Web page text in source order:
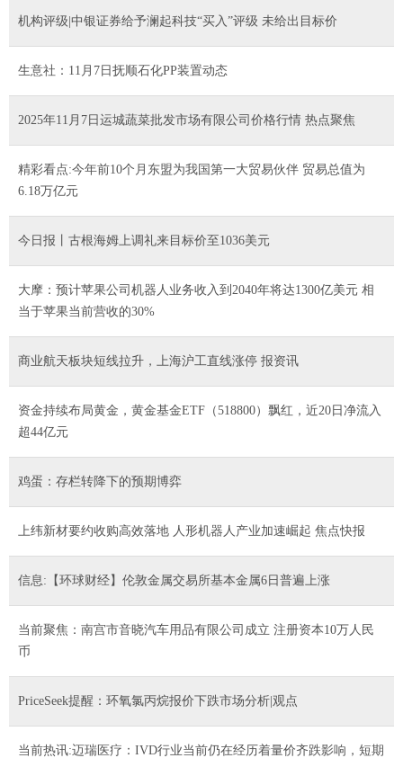
机构评级|中银证券给予澜起科技“买入”评级 未给出目标价
生意社：11月7日抚顺石化PP装置动态
2025年11月7日运城蔬菜批发市场有限公司价格行情 热点聚焦
精彩看点:今年前10个月东盟为我国第一大贸易伙伴 贸易总值为
6.18万亿元
今日报丨古根海姆上调礼来目标价至1036美元
大摩：预计苹果公司机器人业务收入到2040年将达1300亿美元 相
当于苹果当前营收的30%
商业航天板块短线拉升，上海沪工直线涨停 报资讯
资金持续布局黄金，黄金基金ETF（518800）飘红，近20日净流入
超44亿元
鸡蛋：存栏转降下的预期博弈
上纬新材要约收购高效落地 人形机器人产业加速崛起 焦点快报
信息:【环球财经】伦敦金属交易所基本金属6日普遍上涨
当前聚焦：南宫市音晓汽车用品有限公司成立 注册资本10万人民
币
PriceSeek提醒：环氧氯丙烷报价下跌市场分析|观点
当前热讯:迈瑞医疗：IVD行业当前仍在经历着量价齐跌影响，短期